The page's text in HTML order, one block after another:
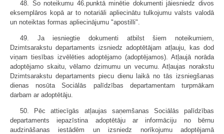
48. Šo noteikumu 46.punktā minētie dokumenti jāiesniedz divos
eksemplāros kopā ar to notariāli apliecinātu tulkojumu valsts valodā
un noteiktas formas apliecinājumu "apostilli".
49. Ja iesniegtie dokumenti atbilst šiem noteikumiem,
Dzimtsarakstu departaments izsniedz adoptētājam atļauju, kas dod
viņam tiesības izvēlēties adoptējamo (adoptējamos). Atļaujā norāda
adoptējamo skaitu, vēlamo dzimumu un vecumu. Atļaujas norakstu
Dzimtsarakstu departaments piecu dienu laikā no tās izsniegšanas
dienas nosūta Sociālās palīdzības departamentam turpmākam
darbam ar adoptētāju.
50. Pēc attiecīgās atļaujas saņemšanas Sociālās palīdzības
departaments iepazīstina adoptētāju ar informāciju no bērnu
audzināšanas iestādēm un izsniedz norīkojumu adoptējamā